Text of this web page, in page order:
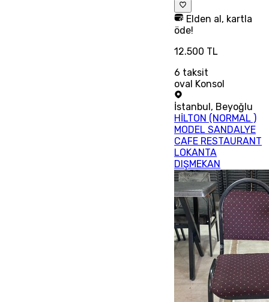
Elden al, kartla
öde!
12.500 TL
6 taksit
oval Konsol
İstanbul, Beyoğlu
HİLTON (NORMAL )
MODEL SANDALYE
CAFE RESTAURANT
LOKANTA
DIŞMEKAN